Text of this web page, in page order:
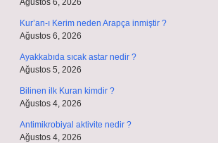
Ağustos 6, 2026
Kur’an-ı Kerim neden Arapça inmiştir ?
Ağustos 6, 2026
Ayakkabıda sıcak astar nedir ?
Ağustos 5, 2026
Bilinen ilk Kuran kimdir ?
Ağustos 4, 2026
Antimikrobiyal aktivite nedir ?
Ağustos 4, 2026